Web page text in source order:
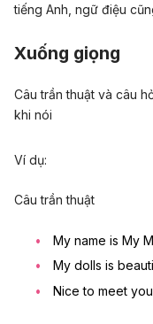
tiếng Anh, ngữ điệu
Xuống giọng
Câu trần thuật và câu
khi nói
Ví dụ:
Câu trần thuật
My name is My
My dolls is
Nice to meet you